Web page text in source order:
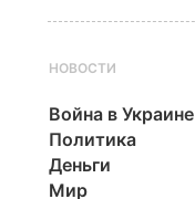
НОВОСТИ
Война в Украине
Политика
Деньги
Мир